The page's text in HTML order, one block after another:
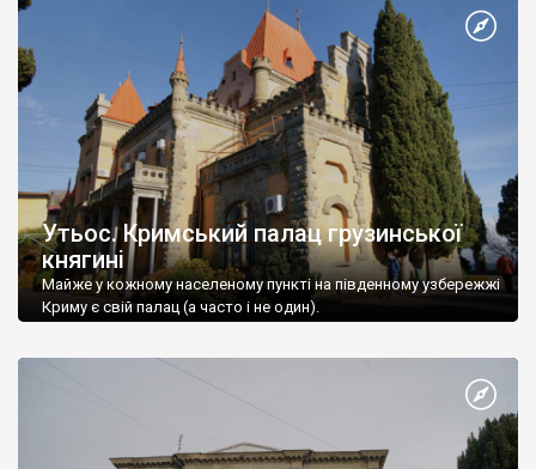
Утьос. Кримський палац грузинської
княгині
Майже у кожному населеному пункті на південному узбережжі
Криму є свій палац (а часто і не один).